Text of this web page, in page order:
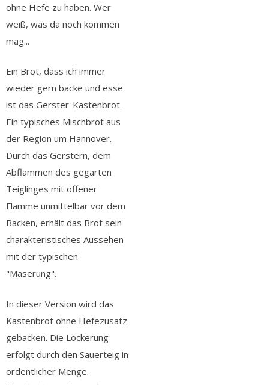
ohne Hefe zu haben. Wer
weiß, was da noch kommen
mag...
Ein Brot, dass ich immer
wieder gern backe und esse
ist das Gerster-Kastenbrot.
Ein typisches Mischbrot aus
der Region um Hannover.
Durch das Gerstern, dem
Abflämmen des gegärten
Teiglinges mit offener
Flamme unmittelbar vor dem
Backen, erhält das Brot sein
charakteristisches Aussehen
mit der typischen
"Maserung".
In dieser Version wird das
Kastenbrot ohne Hefezusatz
gebacken. Die Lockerung
erfolgt durch den Sauerteig in
ordentlicher Menge.